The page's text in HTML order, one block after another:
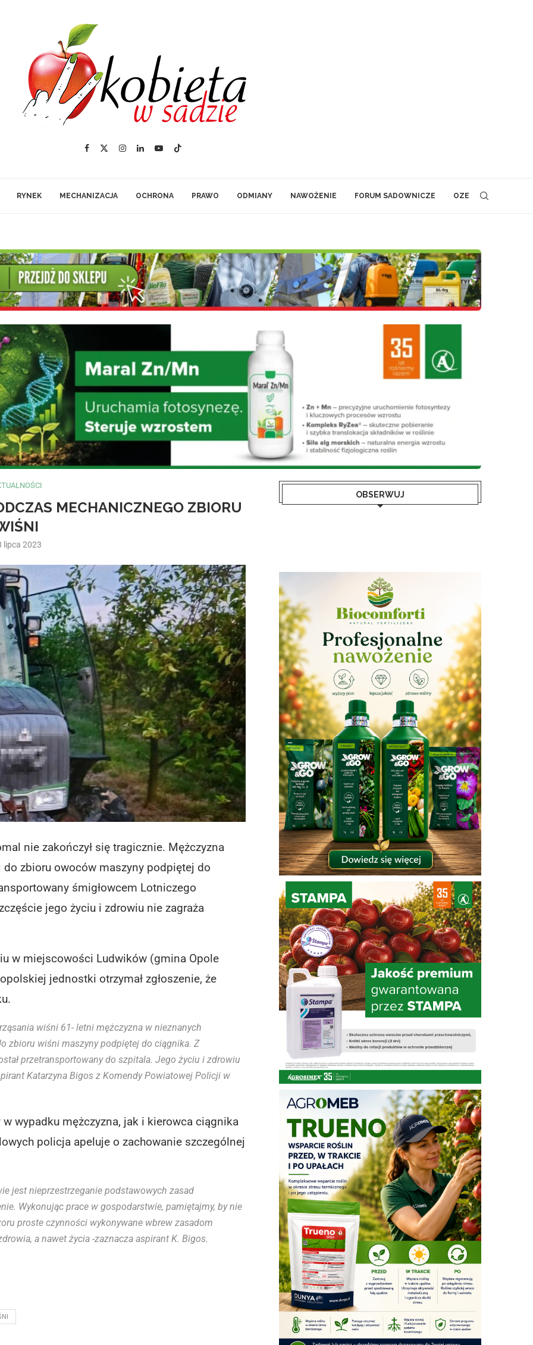
RYNEK MECHANIZACJA OCHRONA PRAWO ODMIANY NAWOŻENIE FORUM SADOWNICZE OZE
MECHANICZNEGO ZBIORU
lipca 2023
nie zakończył się tragicznie. Mężczyzna
do zbioru owoców maszyny podpiętej do
śmigłowcem Lotniczego
jego życiu i zdrowiu nie zagraża
w miejscowości Ludwików (gmina Opole
jednostki otrzymał zgłoszenie, że
wiśni 61- letni mężczyzna w nieznanych
zbioru wiśni maszyny podpiętej do ciągnika. Z
przetransportowany do szpitala. Jego życiu i zdrowiu
Katarzyna Bigos z Komendy Powiatowej Policji w
wypadku mężczyzna, jak i kierowca ciągnika
policja apeluje o zachowanie szczególnej
jest nieprzestrzeganie podstawowych zasad
Wykonując prace w gospodarstwie, pamiętajmy, by nie
proste czynności wykonywane wbrew zasadom
a nawet życia -zaznacza aspirant K. Bigos.
OBSERWUJ